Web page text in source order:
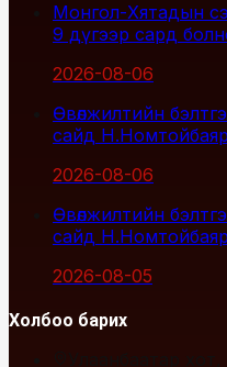
Монгол-Хятадын
9 дүгээр сард
2026-08-06
Өвөлжилтийн
сайд
2026-08-06
Өвөлжилтийн
сайд
2026-08-05
Холбоо барих